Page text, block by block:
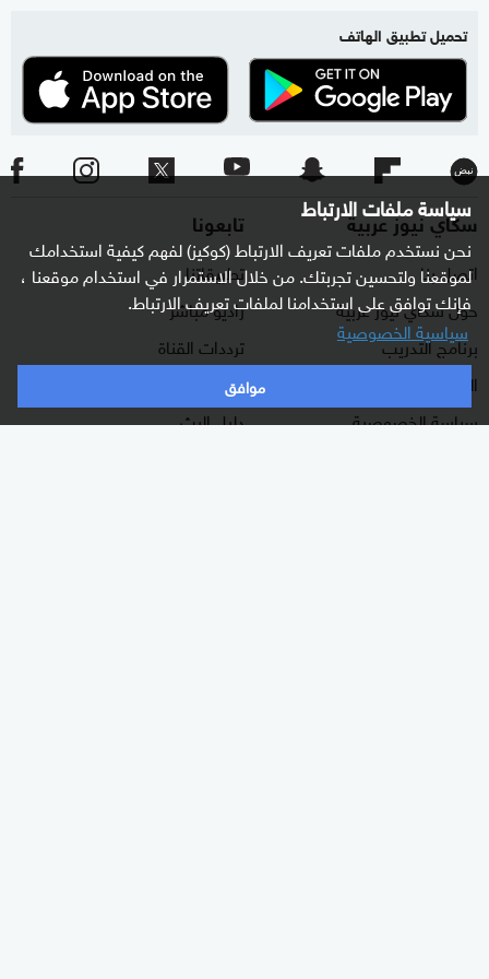
سياسة ملفات الارتباط
نحن نستخدم ملفات تعريف الارتباط (كوكيز) لفهم كيفية استخدامك
لموقعنا ولتحسين تجربتك. من خلال الاستمرار في استخدام موقعنا ،
فإنك توافق على استخدامنا لملفات تعريف الارتباط.
سياسية الخصوصية
موافق
تحميل تطبيق الهاتف
سكاي نيوز عربية
اتصل بنا
حول سكاي نيوز عربية
برنامج التدريب
الشروط والأحكام
سياسة الخصوصية
تابعونا
تطبيقاتنا
راديو مباشر
ترددات القناة
البث المباشر
دليل البث